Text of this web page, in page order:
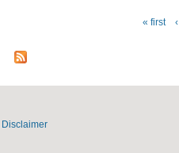
« first
Disclaimer